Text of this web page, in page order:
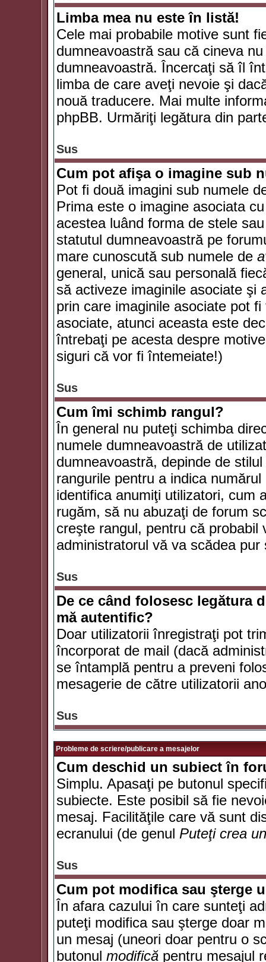
Limba mea nu este în listă!
Cele mai probabile motive sunt
dumneavoastră sau că cineva
dumneavoastră. Încercaţi să îl
limba de care aveţi nevoie şi
nouă traducere. Mai multe
phpBB. Urmăriţi legătura din
Sus
Cum pot afişa o imagine sub
Pot fi două imagini sub numele
Prima este o imagine asociata
acestea luând forma de stele
statutul dumneavoastră pe
mare cunoscută sub numele de
general, unică sau personală
să activeze imaginile asociate şi
prin care imaginile asociate pot
asociate, atunci aceasta este
întrebaţi pe acesta despre
siguri că vor fi întemeiate!)
Sus
Cum îmi schimb rangul?
În general nu puteţi schimba
numele dumneavoastră de
dumneavoastră, depinde de
rangurile pentru a indica
identifica anumiţi utilizatori, cum
rugăm, să nu abuzaţi de forum
creşte rangul, pentru că
administratorul vă va scădea
Sus
De ce când folosesc legătura
mă autentific?
Doar utilizatorii înregistraţi pot
încorporat de mail (dacă
se întamplă pentru a preveni
mesagerie de către utilizatorii
Sus
Probleme de scriere/publicare a mesajelor
Cum deschid un subiect în
Simplu. Apasaţi pe butonul
subiecte. Este posibil să fie
mesaj. Facilităţile care vă sunt
ecranului (de genul Puteţi crea
Sus
Cum pot modifica sau şterge
În afara cazului în care sunteţi
puteţi modifica sau şterge doar
un mesaj (uneori doar pentru o
butonul modifică pentru mesajul